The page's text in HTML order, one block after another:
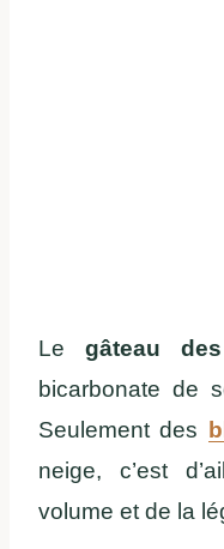
Le gâteau
bicarbonate de
Seulement des
neige, c’est
volume et de la